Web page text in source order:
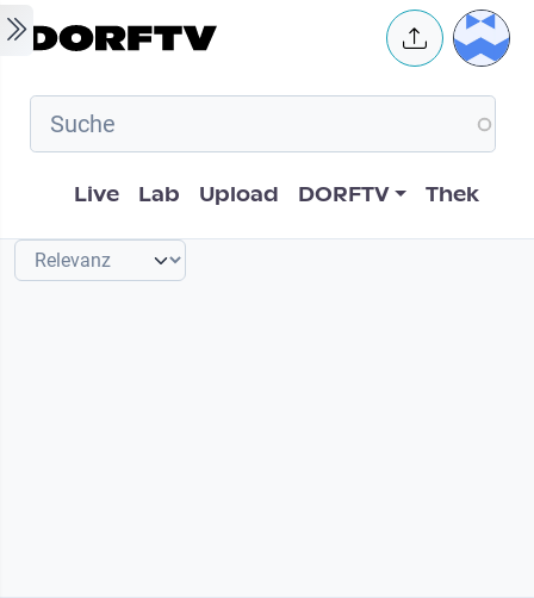
Skip to main content User
Hauptnavigation
Live Lab Upload DORFTV Thek